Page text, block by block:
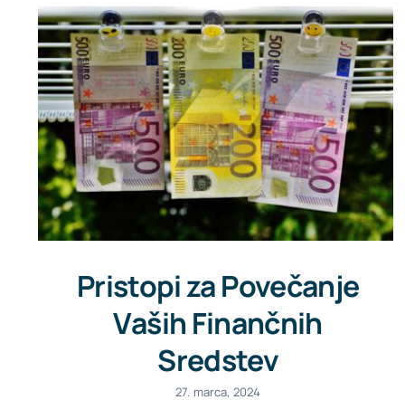
Pristopi za Povečanje
Vaših Finančnih
Sredstev
27. marca, 2024